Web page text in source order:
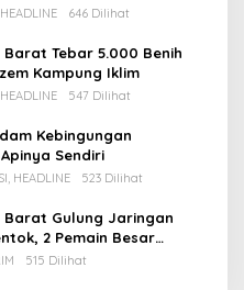
646 Dilihat
Tebar 5.000 Benih
Kampung Iklim
547 Dilihat
Kebingungan
Sendiri
HEADLINE 523 Dilihat
Barat Gulung Jaringan
2 Pemain Besar
Masih Buron
515 Dilihat